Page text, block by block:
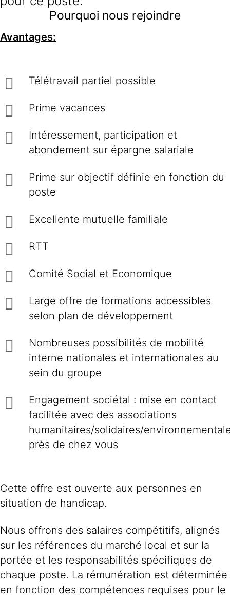
Pourquoi nous rejoindre
Avantages:
Télétravail partiel possible
Prime vacances
Intéressement, participation et
abondement sur épargne salariale
Prime sur objectif définie en fonction du
poste
Excellente mutuelle familiale
RTT
Comité Social et Economique
Large offre de formations accessibles
selon plan de développement
Nombreuses possibilités de mobilité
interne nationales et internationales au
sein du groupe
Engagement sociétal : mise en contact
facilitée avec des associations
humanitaires/solidaires/
près de chez vous
Cette offre est ouverte aux personnes en
situation de handicap.
Nous offrons des salaires compétitifs, alignés
sur les références du marché local et sur la
portée et les responsabilités spécifiques de
chaque poste. La rémunération est déterminée
en fonction des compétences requises pour le